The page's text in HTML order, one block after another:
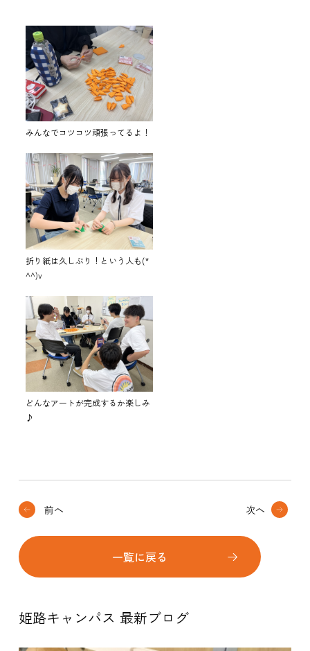
みんなでコツコツ頑張ってるよ！
折り紙は久しぶり！という人も(*
^^)v
どんなアートが完成するか楽しみ
♪
前へ
一覧に戻る
次へ
姫路キャンパス 最新ブログ